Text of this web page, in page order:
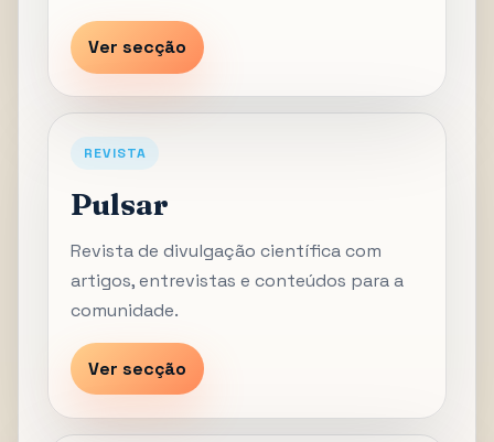
Ver secção
REVISTA
Pulsar
Revista de divulgação científica com
artigos, entrevistas e conteúdos para a
comunidade.
Ver secção